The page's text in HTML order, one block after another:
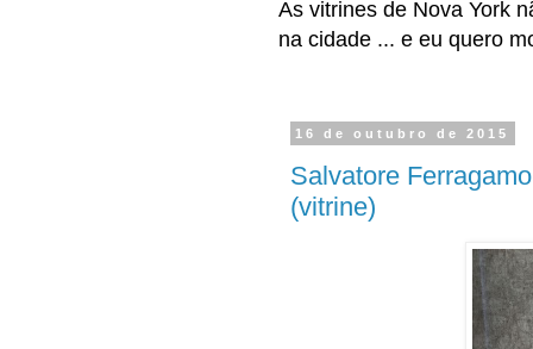
As vitrines de Nova York
na cidade ... e eu quero
16 de outubro de 2015
Salvatore
(vitrine)